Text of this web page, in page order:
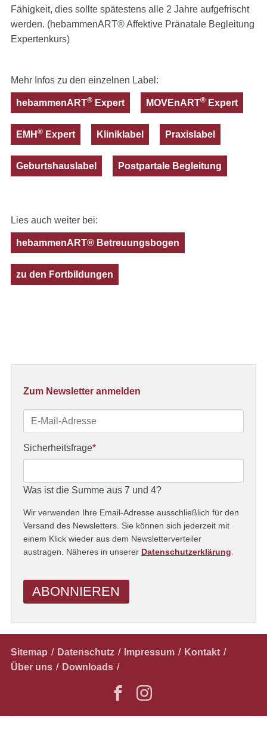
Fähigkeit, dies sollte spätestens alle 2 Jahre aufgefrischt
werden. (hebammenART® Affektive Pränatale Begleitung
Expertenkurs)
Mehr Infos zu den einzelnen Label:
hebammenART® Expert MOVEnART® Expert
EMH ® Expert Kliniklabel Praxislabel
Geburtshauslabel Postpartale Begleitung
Lies auch weiter bei:
hebammenART® Betreuungsbogen
zu den Fortbildungen
Zum Newsletter anmelden
E-
Mail-
Adresse
Pflichtfeld
Sicherheitsfrage*
Was ist die Summe aus 7 und 4?
Wir verwenden Ihre Email-Adresse ausschließlich für den
Versand des Newsletters. Sie können sich jederzeit mit
einem Klick wieder aus dem Newsletterverteiler
austragen. Näheres in unserer Datenschutzerklärung
ABONNIEREN
Navigation
überspringen
Sitemap Datenschutz Impressum
Kontakt
Über uns
Downloads